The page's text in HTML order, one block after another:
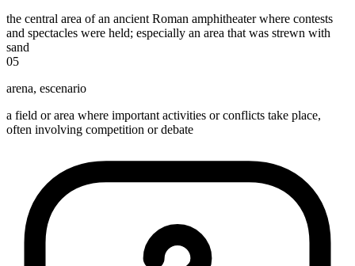
the central area of an ancient Roman amphitheater where contests
and spectacles were held; especially an area that was strewn with
sand
05
arena, escenario
a field or area where important activities or conflicts take place,
often involving competition or debate